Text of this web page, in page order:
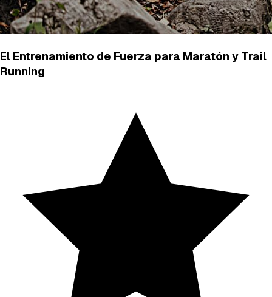
El Entrenamiento de Fuerza para Maratón y Trail
Running